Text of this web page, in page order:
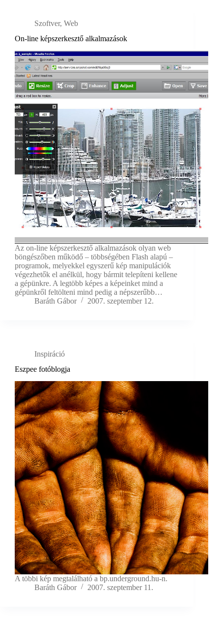
Szoftver, Web
On-line képszerkesztő alkalmazások
Az on-line képszerkesztő alkalmazások olyan web
böngészőben működő – többségében Flash alapú –
programok, melyekkel egyszerű kép manipulációk
végezhetők el anélkül, hogy bármit telepíteni kellene
a gépünkre. A legtöbb képes a képeinket mind a
gépünkről feltölteni mind pedig a népszerűbb…
Baráth Gábor
2007. szeptember 12.
Inspiráció
Eszpee fotóblogja
A többi kép megtalálható a bp.underground.hu-n.
Baráth Gábor
2007. szeptember 11.